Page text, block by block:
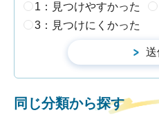
1：見つけやすかった
3：見つけにくかった
同じ分類から探す